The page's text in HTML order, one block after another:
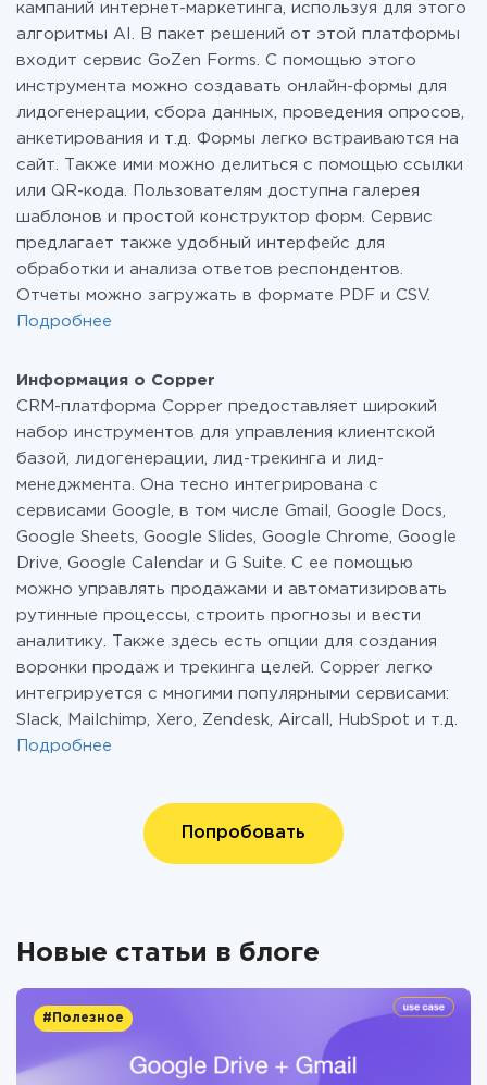
кампаний интернет-маркетинга, используя для этого
алгоритмы AI. В пакет решений от этой платформы
входит сервис GoZen Forms. С помощью этого
инструмента можно создавать онлайн-формы для
лидогенерации, сбора данных, проведения опросов,
анкетирования и т.д. Формы легко встраиваются на
сайт. Также ими можно делиться с помощью ссылки
или QR-кода. Пользователям доступна галерея
шаблонов и простой конструктор форм. Сервис
предлагает также удобный интерфейс для
обработки и анализа ответов респондентов.
Отчеты можно загружать в формате PDF и CSV.
Подробнее
Информация о Copper
CRM-платформа Copper предоставляет широкий
набор инструментов для управления клиентской
базой, лидогенерации, лид-трекинга и лид-
менеджмента. Она тесно интегрирована с
сервисами Google, в том числе Gmail, Google Docs,
Google Sheets, Google Slides, Google Chrome, Google
Drive, Google Calendar и G Suite. С ее помощью
можно управлять продажами и автоматизировать
рутинные процессы, строить прогнозы и вести
аналитику. Также здесь есть опции для создания
воронки продаж и трекинга целей. Copper легко
интегрируется с многими популярными сервисами:
Slack, Mailchimp, Xero, Zendesk, Aircall, HubSpot и т.д.
Подробнее
Попробовать
Новые статьи в блоге
#Полезное